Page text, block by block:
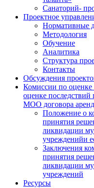
Санаторий-
Проектное
Нормативные
Методология
Обучение
Аналитика
Структура
Контакты
Обсуждения
Комиссии по оценке
оценке
МОО договора
Положение о
принятия
ликвидации
учрежденийи
Заключения
принятия
ликвидации
учреждений
Ресурсы